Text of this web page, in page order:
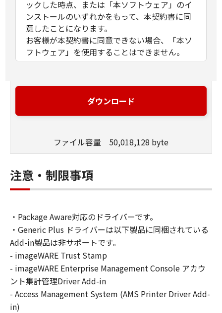
ックした時点、または「本ソフトウェア」のイ
ンストールのいずれかをもって、本契約書に同
意したことになります。
お客様が本契約書に同意できない場合、「本ソ
フトウェア」を使用することはできません。
(1) キヤノンは、お客様が「キヤノン製品」を利
用する目的のために、「キヤノン製品」に直接
（本契約書においては、「本ソフトウェア」を
ること、またはコンピューターにおいて表示す
ること、アクセスすること、もしくは実行する
ことのいずれも含むものとします。）するため
お客様は、また「指定機器」にネットワークを
通じて接続されたコンピューター上で、かかる
コンピューターの使用者に対して「本ソフトウ
ェア」を使用させることができますが、かかる
コンピューターの使用者に本契約書上の義務お
よび条件を遵守させるとともに、その履行に関
し全責任を負うことを条件とします。
(2) お客様は、上記(1)に基づいて「本ソフトウ
ダウンロード
ファイル容量 50,018,128 byte
注意・制限事項
・Package Aware対応のドライバーです。
・Generic Plus ドライバーは以下製品に同梱されている
Add-in製品は非サポートです。
- imageWARE Trust Stamp
- imageWARE Enterprise Management Console アカウ
ント集計管理Driver Add-in
- Access Management System (AMS Printer Driver Add-
in)